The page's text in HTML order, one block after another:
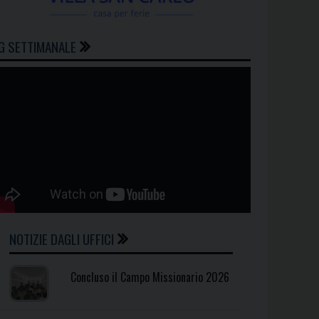
SETTIMANALE
NOTIZIE DAGLI UFFICI
Concluso il Campo Missionario 2026